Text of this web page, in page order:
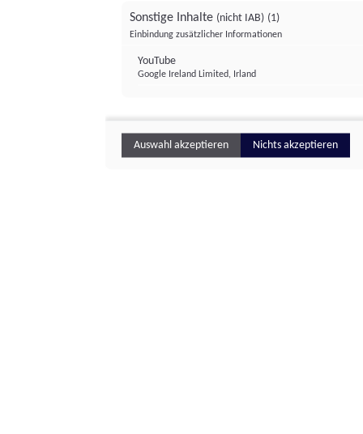
Sonstige Inhalte (nicht IAB) (1)
Einbindung zusätzlicher Informationen
YouTube
Google Ireland Limited, Irland
Auswahl akzeptieren Nichts akzeptieren